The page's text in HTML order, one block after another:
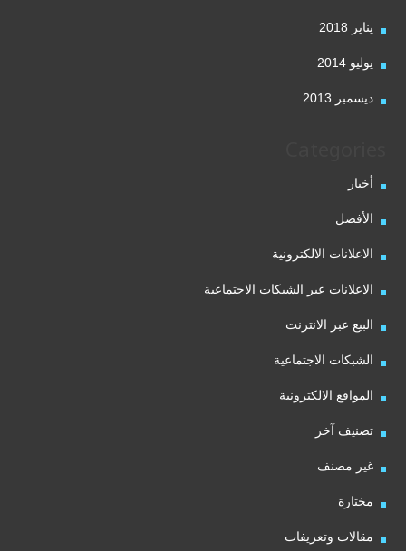
يناير 2018
يوليو 2014
ديسمبر 2013
أخبار
الأفضل
الاعلانات الالكترونية
الاعلانات عبر الشبكات الاجتماعية
البيع عبر الانترنت
الشبكات الاجتماعية
المواقع الالكترونية
تصنيف آخر
غير مصنف
مختارة
مقالات وتعريفات